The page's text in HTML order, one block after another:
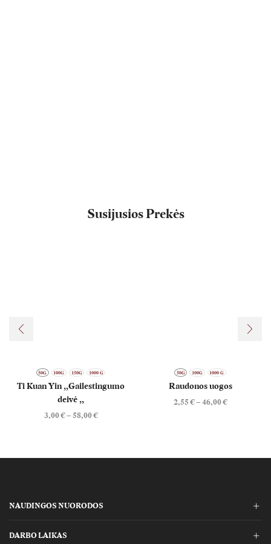
Susijusios Prekės
50G 100G 150G 1000 G
Ti Kuan Yin „Gailestingumo
deivė „
3,00€–58,00€
50G 100G 1000 G
Raudonos uogos
2,55€–46,00€
NAUDINGOS NUORODOS
DARBO LAIKAS